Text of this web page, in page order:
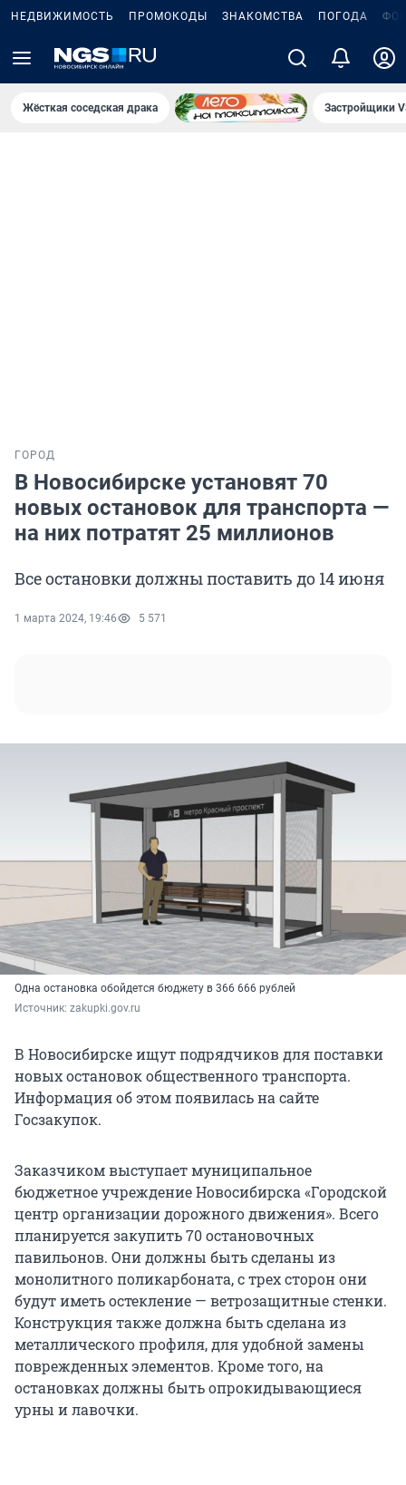
НЕДВИЖИМОСТЬ ПРОМОКОДЫ ЗНАКОМСТВА ПОГОДА
Жёсткая соседская драка Застройщики
ГОРОД
В Новосибирске установят 70
новых остановок для транспорта —
на них потратят 25 миллионов
Все остановки должны поставить до 14 июня
1 марта 2024, 19:46 5 571
Одна остановка обойдется бюджету в 366 666 рублей
Источник: zakupki.gov.ru
В Новосибирске ищут подрядчиков для поставки
новых остановок общественного транспорта.
Информация об этом появилась на сайте
Госзакупок.
Заказчиком выступает муниципальное
бюджетное учреждение Новосибирска «Городской
центр организации дорожного движения». Всего
планируется закупить 70 остановочных
павильонов. Они должны быть сделаны из
монолитного поликарбоната, с трех сторон они
будут иметь остекление — ветрозащитные стенки.
Конструкция также должна быть сделана из
металлического профиля, для удобной замены
поврежденных элементов. Кроме того, на
остановках должны быть опрокидывающиеся
урны и лавочки.